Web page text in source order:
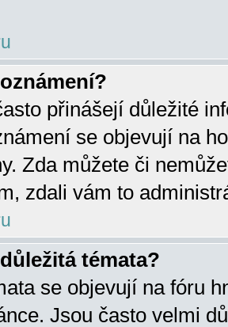
přinášejí důležité
se objevují na
Zda můžete či
zdali vám to
témata?
se objevují na fóru
Jsou často velmi